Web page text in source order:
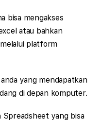
bisa mengakses
atau bahkan
platform
yang mendapatkan
di depan komputer.
Spreadsheet yang bisa